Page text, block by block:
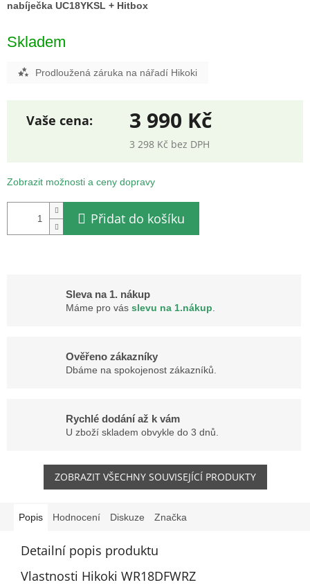
nabíječka UC18YKSL + Hitbox
Skladem
Prodloužená záruka na nářadí Hikoki
3 990 Kč
3 298 Kč bez DPH
cena:
Zobrazit možnosti a ceny dopravy
Přidat do košíku
Sleva na 1. nákup
Máme pro vás slevu na 1.nákup
Ověřeno zákazníky
Dbáme na spokojenost zákazníků.
Rychlé dodání až k vám
U zboží skladem obvykle do 3 dnů.
ZOBRAZIT VŠECHNY SOUVISEJÍCÍ PRODUKTY
Popis Hodnocení Diskuze Značka
Detailní popis produktu
Vlastnosti Hikoki WR18DFWRZ